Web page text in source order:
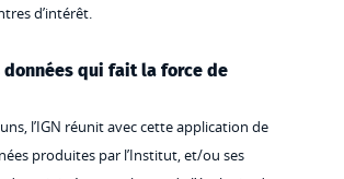
d’intérêt.
données qui fait la force de
l’IGN réunit avec cette application de
produites par l’Institut, et/ou ses